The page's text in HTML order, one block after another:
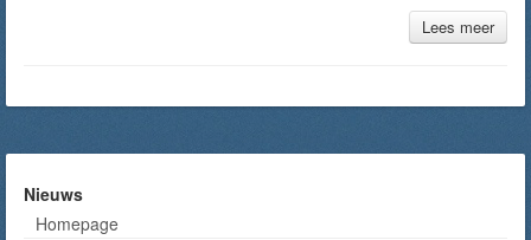
Lees meer
Nieuws
Homepage